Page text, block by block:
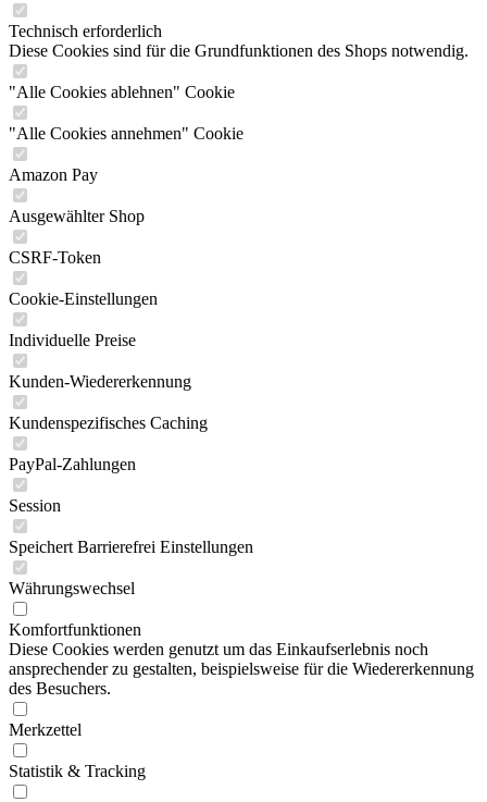
Technisch erforderlich
Diese Cookies sind für die Grundfunktionen des Shops notwendig.
"Alle Cookies ablehnen" Cookie
"Alle Cookies annehmen" Cookie
Amazon Pay
Ausgewählter Shop
CSRF-Token
Cookie-Einstellungen
Individuelle Preise
Kunden-Wiedererkennung
Kundenspezifisches Caching
PayPal-Zahlungen
Session
Speichert Barrierefrei Einstellungen
Währungswechsel
Komfortfunktionen
Diese Cookies werden genutzt um das Einkaufserlebnis noch
ansprechender zu gestalten, beispielsweise für die Wiedererkennung
des Besuchers.
Merkzettel
Statistik & Tracking